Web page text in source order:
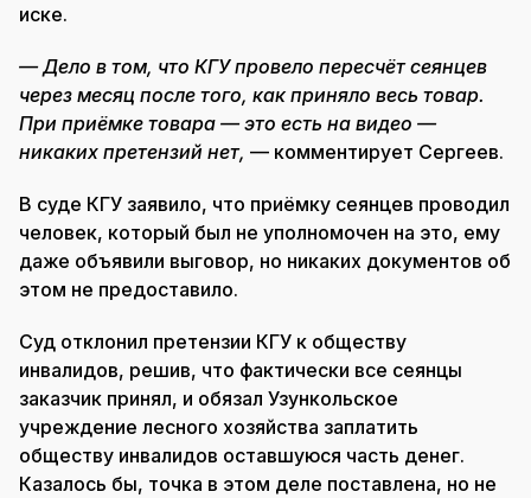
иске.
— Дело в том, что КГУ провело пересчёт сеянцев
через месяц после того, как приняло весь товар.
При приёмке товара — это есть на видео —
никаких претензий нет, — комментирует Сергеев.
В суде КГУ заявило, что приёмку сеянцев проводил
человек, который был не уполномочен на это, ему
даже объявили выговор, но никаких документов об
этом не предоставило.
Суд отклонил претензии КГУ к обществу
инвалидов, решив, что фактически все сеянцы
заказчик принял, и обязал Узункольское
учреждение лесного хозяйства заплатить
обществу инвалидов оставшуюся часть денег.
Казалось бы, точка в этом деле поставлена, но не